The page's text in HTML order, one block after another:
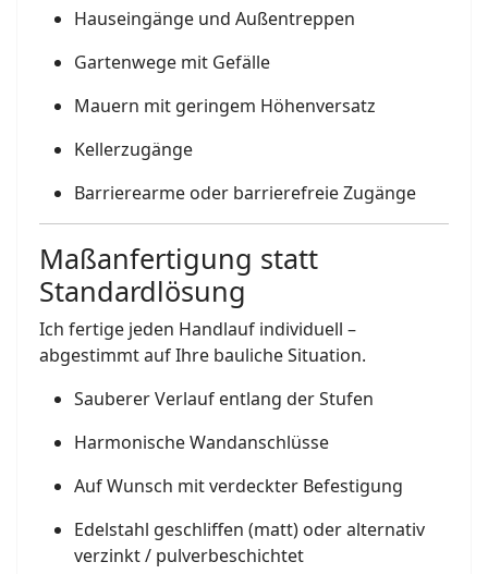
Hauseingänge und Außentreppen
Gartenwege mit Gefälle
Mauern mit geringem Höhenversatz
Kellerzugänge
Barrierearme oder barrierefreie Zugänge
Maßanfertigung statt
Standardlösung
Ich fertige jeden Handlauf individuell –
abgestimmt auf Ihre bauliche Situation.
Sauberer Verlauf entlang der Stufen
Harmonische Wandanschlüsse
Auf Wunsch mit verdeckter Befestigung
Edelstahl geschliffen (matt) oder alternativ
verzinkt / pulverbeschichtet